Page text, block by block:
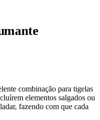
combinação para tigelas
elementos salgados ou
fazendo com que cada